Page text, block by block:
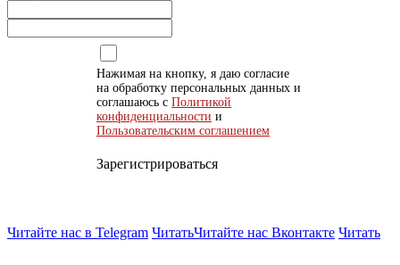
Нажимая на кнопку, я даю согласие
на обработку персональных данных и
соглашаюсь с Политикой
конфиденциальности и
Пользовательским соглашением
Зарегистрироваться
Читайте нас в Telegram ЧитатьЧитайте нас Вконтакте Читать